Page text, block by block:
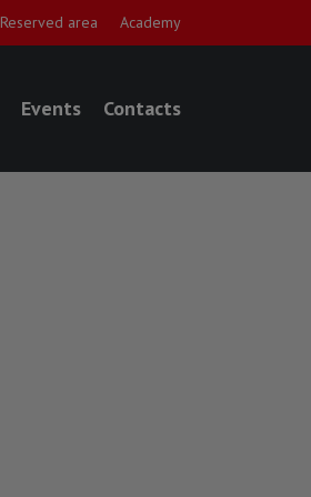
Reserved area Academy
Events Contacts